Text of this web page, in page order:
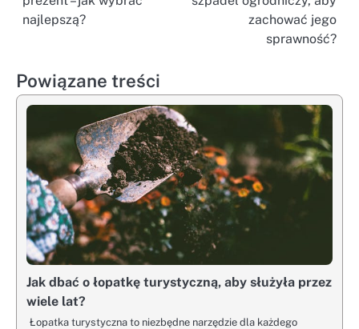
wpisu
najlepszą?
zachować jego
sprawność?
Powiązane treści
Jak dbać o łopatkę turystyczną, aby służyła przez
wiele lat?
Łopatka turystyczna to niezbędne narzędzie dla każdego